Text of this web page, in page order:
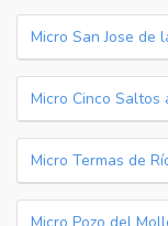
Micro San Jose de
Micro Cinco Saltos
Micro Termas de